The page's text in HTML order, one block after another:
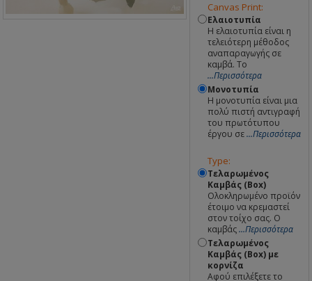
Canvas Print:
Ελαιοτυπία
Η ελαιοτυπία είναι η
τελειότερη μέθοδος
αναπαραγωγής σε
καμβά. Το
...Περισσότερα
Μονοτυπία
Η μονοτυπία είναι μια
πολύ πιστή αντιγραφή
του πρωτότυπου
έργου σε...Περισσότερα
Type:
Τελαρωμένος
Καμβάς (Box)
Ολοκληρωμένο προϊόν
έτοιμο να κρεμαστεί
στον τοίχο σας. Ο
καμβάς...Περισσότερα
Τελαρωμένος
Καμβάς (Box) με
κορνίζα
Αφού επιλέξετε το